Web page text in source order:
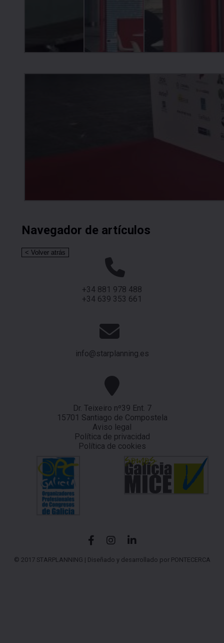
Navegador de artículos
+34 881 978 488
+34 639 353 661
info@starplanning.es
Dr. Teixeiro nº39 Ent. 7
15701 Santiago de Compostela
Aviso legal
Política de privacidad
Política de cookies
© 2017 STARPLANNING | Diseñado y desarrollado por PONTECERCA